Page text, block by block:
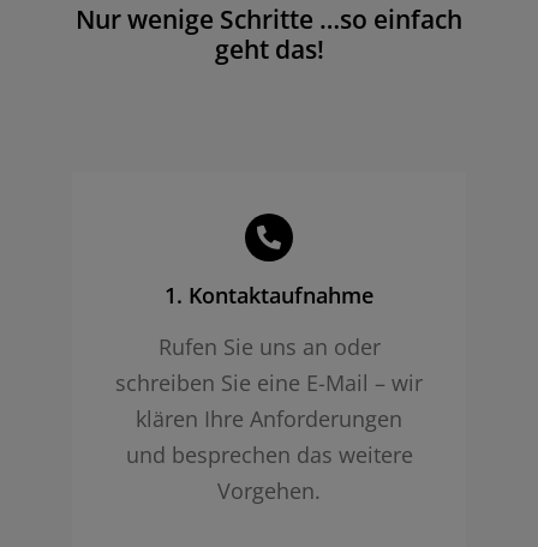
Nur wenige Schritte …so einfach
geht das!
1. Kontaktaufnahme
Rufen Sie uns an oder
schreiben Sie eine E-Mail – wir
klären Ihre Anforderungen
und besprechen das weitere
Vorgehen.